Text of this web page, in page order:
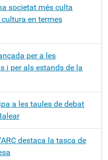
societat més culta
en termes
per a les
i per als estands de la
a les taules de debat
destaca la tasca de